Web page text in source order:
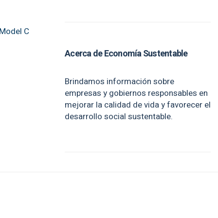
C
Acerca de Economía Sustentable
Brindamos información sobre
empresas y gobiernos responsables en
mejorar la calidad de vida y favorecer el
desarrollo social sustentable.